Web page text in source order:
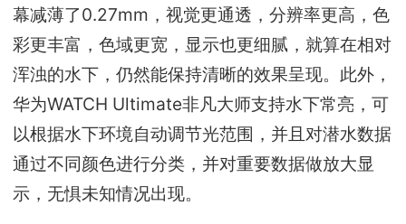
幕减薄了0.27mm，视觉更通透，分辨率更高，色
彩更丰富，色域更宽，显示也更细腻，就算在相对
浑浊的水下，仍然能保持清晰的效果呈现。此外，
华为WATCH Ultimate非凡大师支持水下常亮，可
以根据水下环境自动调节光范围，并且对潜水数据
通过不同颜色进行分类，并对重要数据做放大显
示，无惧未知情况出现。